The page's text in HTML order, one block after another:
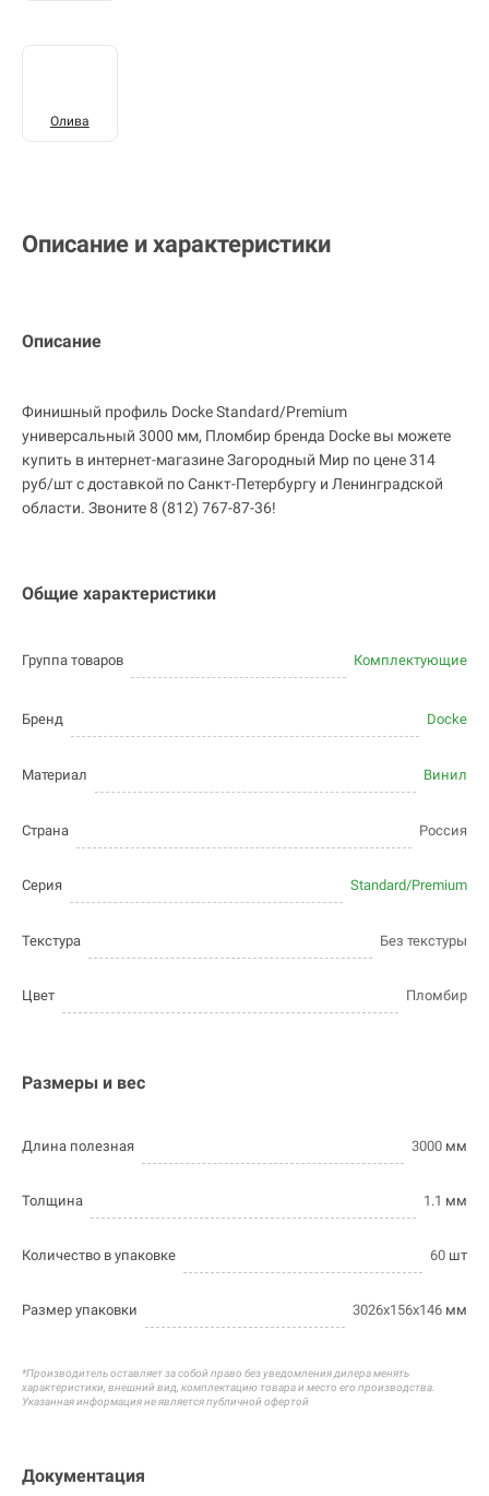
Олива
Описание и характеристики
Описание
Финишный профиль Docke Standard/Premium
универсальный 3000 мм, Пломбир бренда Docke вы можете
купить в интернет-магазине Загородный Мир по цене 314
руб/шт с доставкой по Санкт-Петербургу и Ленинградской
области. Звоните 8 (812) 767-87-36!
Общие характеристики
Группа товаров Комплектующие
Бренд Docke
Материал Винил
Страна Россия
Серия Standard/Premium
Текстура Без текстуры
Цвет Пломбир
Размеры и вес
Длина полезная 3000 мм
Толщина 1.1 мм
Количество в упаковке 60 шт
Размер упаковки 3026х156х146 мм
*Производитель оставляет за собой право без уведомления дилера менять
характеристики, внешний вид, комплектацию товара и место его производства.
Указанная информация не является публичной офертой
Документация